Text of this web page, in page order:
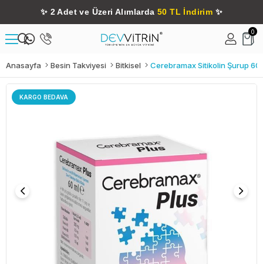
✨ 2 Adet ve Üzeri Alımlarda 50 TL İndirim ✨
0
Anasayfa Besin Takviyesi Bitkisel Cerebramax Sitikolin Şurup 60
KARGO BEDAVA